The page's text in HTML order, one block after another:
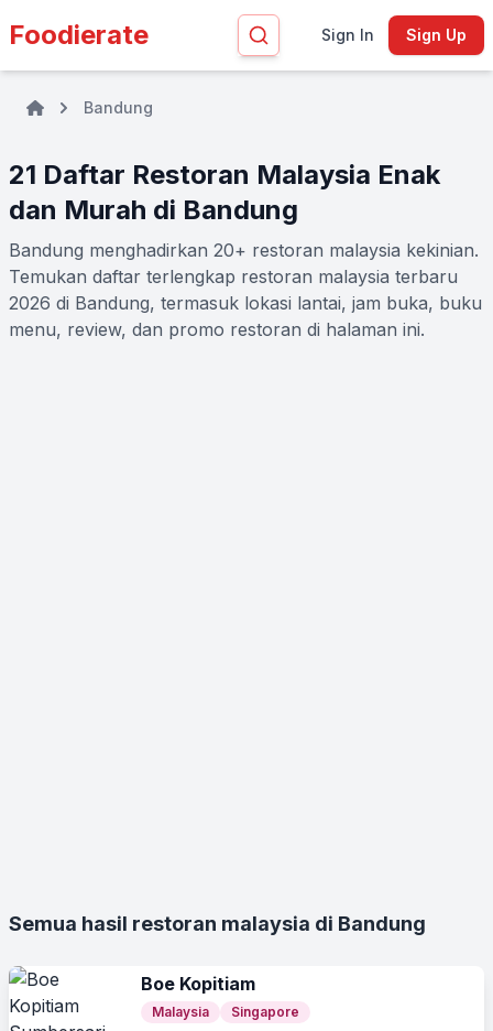
Foodierate Sign In Sign Up
Bandung
21 Daftar Restoran Malaysia Enak
dan Murah di Bandung
Bandung menghadirkan 20+ restoran malaysia kekinian.
Temukan daftar terlengkap restoran malaysia terbaru
2026 di Bandung, termasuk lokasi lantai, jam buka, buku
menu, review, dan promo restoran di halaman ini.
Semua hasil restoran malaysia di Bandung
Boe Kopitiam
Malaysia
Singapore